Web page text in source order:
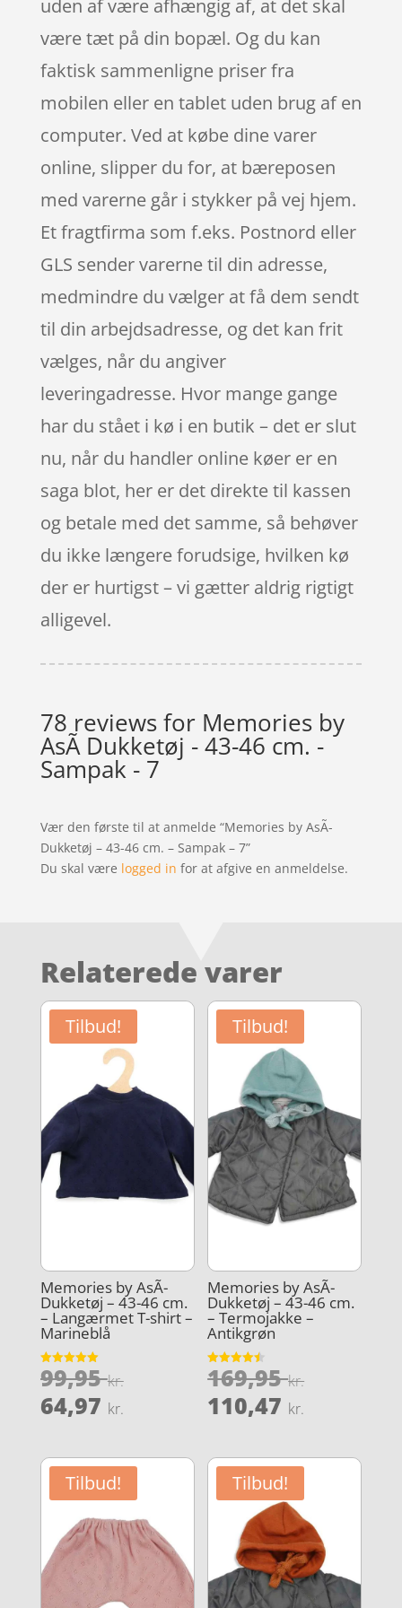
uden af være afhængig af, at det skal
være tæt på din bopæl. Og du kan
faktisk sammenligne priser fra
mobilen eller en tablet uden brug af en
computer. Ved at købe dine varer
online, slipper du for, at bæreposen
med varerne går i stykker på vej hjem.
Et fragtfirma som f.eks. Postnord eller
GLS sender varerne til din adresse,
medmindre du vælger at få dem sendt
til din arbejdsadresse, og det kan frit
vælges, når du angiver
leveringadresse. Hvor mange gange
har du stået i kø i en butik – det er slut
nu, når du handler online køer er en
saga blot, her er det direkte til kassen
og betale med det samme, så behøver
du ikke længere forudsige, hvilken kø
der er hurtigst – vi gætter aldrig rigtigt
alligevel.
78 reviews for Memories by
AsÃ­ Dukketøj - 43-46 cm. -
Sampak - 7
Vær den første til at anmelde “Memories by AsÃ­
Dukketøj – 43-46 cm. – Sampak – 7”
Du skal være logged in for at afgive en anmeldelse.
Relaterede varer
Tilbud!
Memories by AsÃ­
Dukketøj – 43-46 cm.
– Langærmet T-shirt –
Marineblå
Vurderet
5
99,95kr.Den
oprindelige
pris
99,95 kr..
64,97 kr.
pris
er:
64,97 kr..
Tilbud!
Memories by AsÃ­
Dukketøj – 43-46 cm.
– Termojakke –
Antikgrøn
Vurderet
4.5
169,95kr.Den
169,95
110,47 kr.
pris
er:
110,47
Tilbud! Tilbud!